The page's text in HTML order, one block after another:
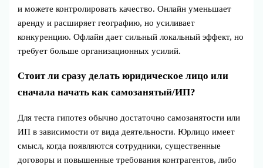
и можете контролировать качество. Онлайн уменьшает
аренду и расширяет географию, но усиливает
конкуренцию. Офлайн дает сильный локальный эффект, но
требует больше организационных усилий.
Стоит ли сразу делать юридическое лицо или
сначала начать как самозанятый/ИП?
Для теста гипотез обычно достаточно самозанятости или
ИП в зависимости от вида деятельности. Юрлицо имеет
смысл, когда появляются сотрудники, существенные
договоры и повышенные требования контрагентов, либо